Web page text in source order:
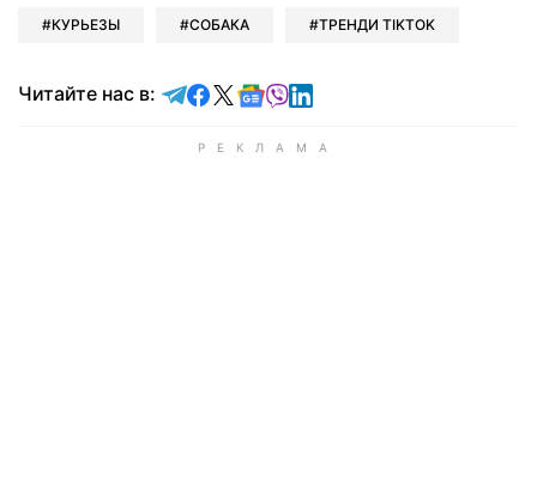
КУРЬЕЗЫ СОБАКА ТРЕНДИ TIKTOK
Читайте нас в: Читайте в Telegram
Читайте в Facebook
Читайте в X
Читайте в Google news
Читайте в Viber
Читайте в LinkedIn